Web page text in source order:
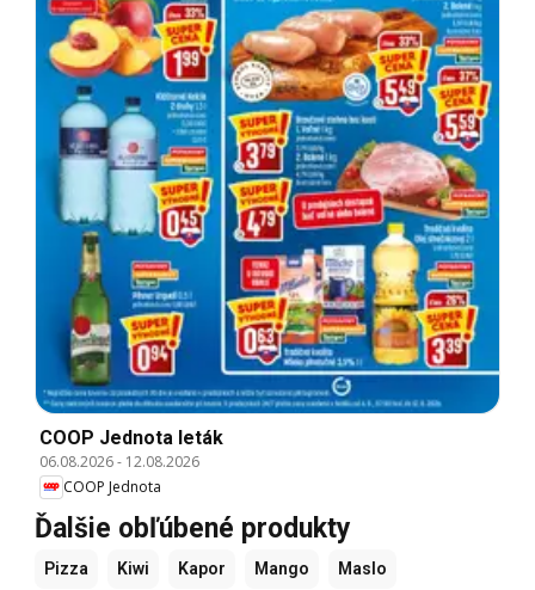
COOP Jednota leták
06.08.2026- 12.08.2026
COOP Jednota
Ďalšie obľúbené produkty
Pizza Kiwi Kapor Mango Maslo